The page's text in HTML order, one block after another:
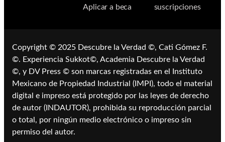
Aplicar a beca
suscripciones
Copyright © 2025 ​​Descubre la Verdad ©, Cati Gómez F.
©. Experiencia Sukkot©, Academia Descubre la Verdad
©, y DV Press © son marcas registradas en el Instituto
Mexicano de Propiedad Industrial (IMPI), todo el material
digital e impreso está protegido por las leyes de derecho
de autor (INDAUTOR), prohibida su reproducción parcial
o total, por ningún medio electrónico o impreso sin
permiso del autor.